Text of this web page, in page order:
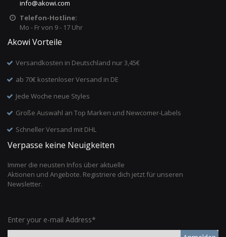
info@akowi.com
Telefon-Hotline:
Mo - Fr von 9 - 17 Uhr
Akowi Vorteile
Versandkosten in Deutschland nur 3,45€
ab 70€ kostenloser Versand in DE
Jede Woche neue Styles
Große Auswahl an Top Marken und Newcomer-Labels
Schneller Versand mit DHL
Verpasse keine Neuigkeiten
Immer die neusten Infos über aktuelle
Aktionen und Angebote. Registriere dich jetzt für unseren
Newsletter.
Enter your e-mail Address*